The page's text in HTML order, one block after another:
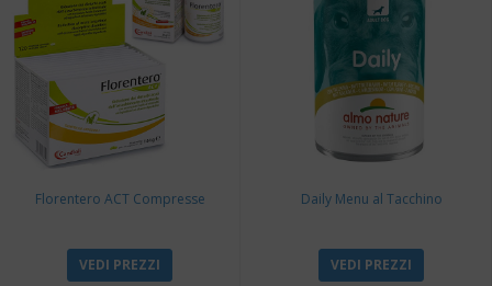
Florentero ACT Compresse
VEDI PREZZI
Daily Menu al Tacchino
VEDI PREZZI